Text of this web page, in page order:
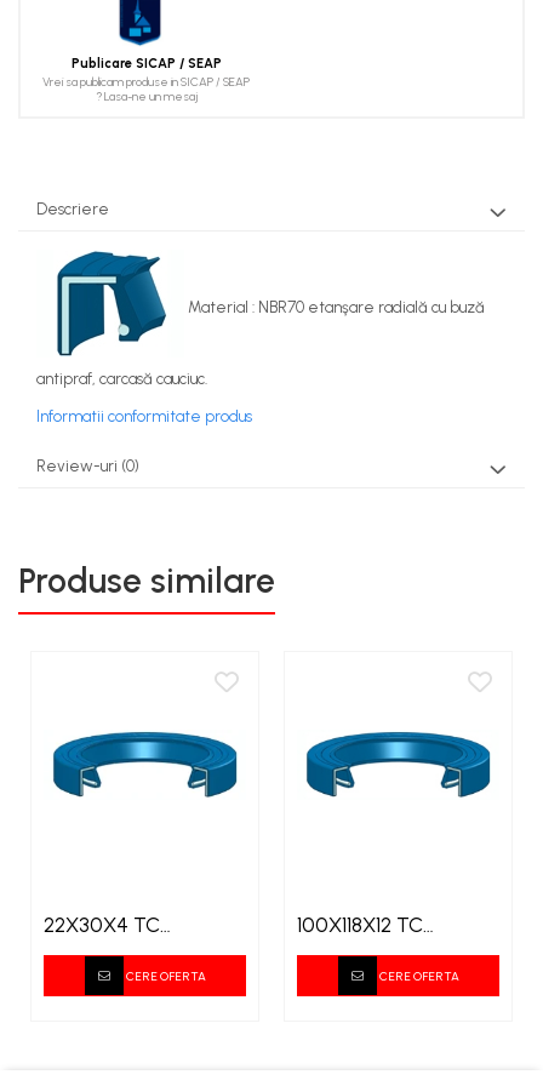
Publicare SICAP / SEAP
Vrei sa publicam produse in SICAP / SEAP
? Lasa-ne un mesaj
Descriere
Material : NBR70 etanşare radială cu buză
antipraf, carcasă cauciuc.
Informatii conformitate produs
Review-uri (0)
Produse similare
22X30X4 TC
CERE OFERTA
100X118X12 TC
CERE OFERTA